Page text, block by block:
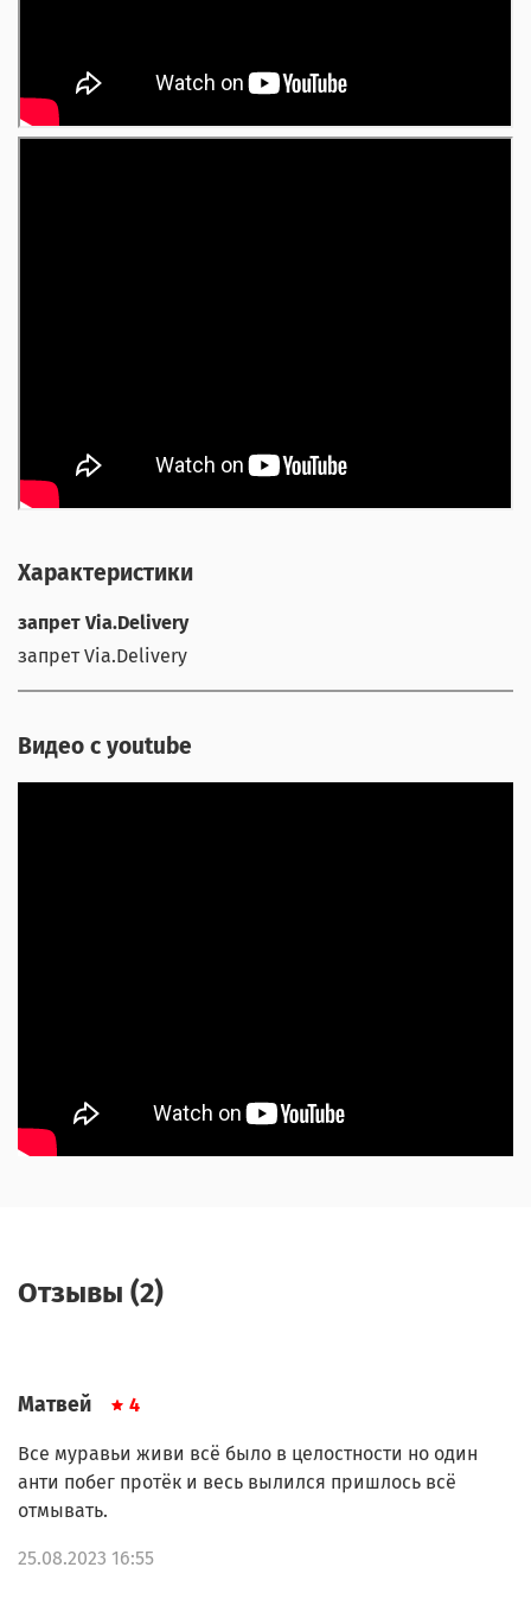
Характеристики
запрет Via.Delivery
запрет Via.Delivery
Видео с youtube
Отзывы (2)
Матвей 4
Все муравьи живи всё было в целостности но один
анти побег протёк и весь вылился пришлось всё
отмывать.
25.08.2023 16:55